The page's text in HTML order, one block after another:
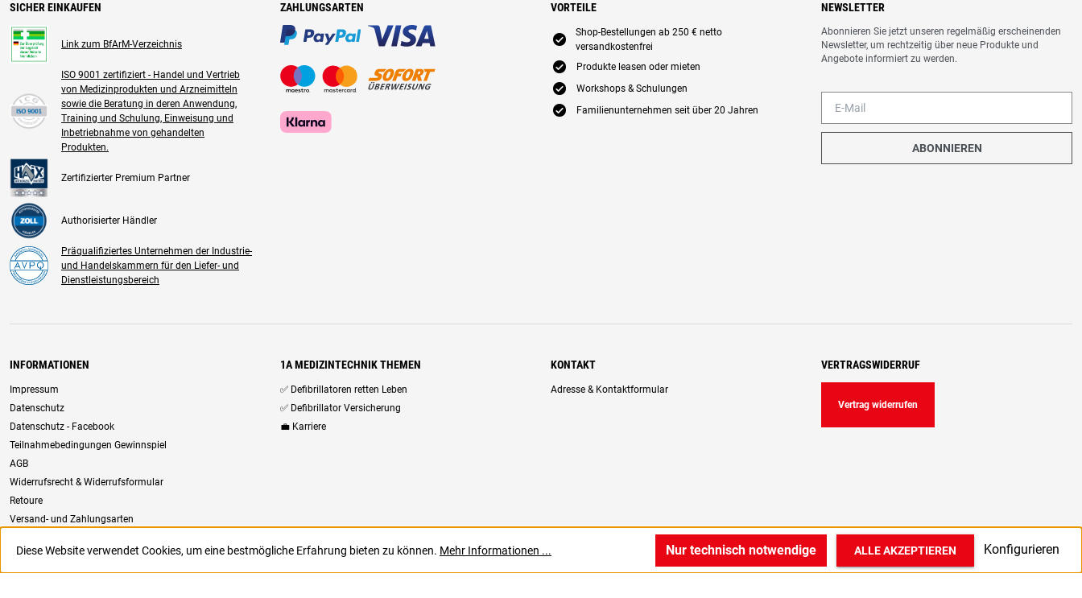
SICHER EINKAUFEN
Link zum BfArM-Verzeichnis
ISO 9001 zertifiziert - Handel und Vertrieb
von Medizinprodukten und Arzneimitteln
sowie die Beratung in deren Anwendung,
Training und Schulung, Einweisung und
Inbetriebnahme von gehandelten
Produkten.
Zertifizierter Premium Partner
Authorisierter Händler
Präqualifiziertes Unternehmen der Industrie-
und Handelskammern für den Liefer- und
Dienstleistungsbereich
ZAHLUNGSARTEN VORTEILE
E
Shop-Bestellungen ab 250 € netto
versandkostenfrei
E Produkte leasen oder mieten
E Workshops & Schulungen
E Familienunternehmen seit über 20 Jahren
NEWSLETTER
Abonnieren Sie jetzt unseren regelmäßig erscheinenden
Newsletter, um rechtzeitig über neue Produkte und
Angebote informiert zu werden.
ABONNIEREN
INFORMATIONEN
Impressum
Datenschutz
Datenschutz - Facebook
Teilnahmebedingungen Gewinnspiel
AGB
Widerrufsrecht & Widerrufsformular
Retoure
Versand- und Zahlungsarten
1A MEDIZINTECHNIK THEMEN
✅ Defibrillatoren retten Leben
✅ Defibrillator Versicherung
💼 Karriere
KONTAKT
Adresse & Kontaktformular
VERTRAGSWIDERRUF
Vertrag widerrufen
Diese Website verwendet Cookies, um eine bestmögliche Erfahrung bieten zu können. Mehr Informationen ... Nur technisch notwendige Konfigurieren
ALLE AKZEPTIEREN